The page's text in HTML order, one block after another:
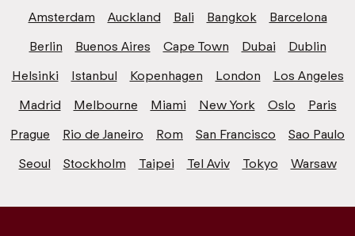
Amsterdam Auckland Bali Bangkok
Barcelona
Berlin
Buenos Aires Cape Town Dubai
Dublin
Helsinki
Istanbul Kopenhagen London
Los Angeles
Madrid
Melbourne Miami New York Oslo
Paris
Prague
Rio de Janeiro Rom San Francisco
Sao Paulo
Seoul
Stockholm Taipei Tel Aviv Tokyo Warsaw